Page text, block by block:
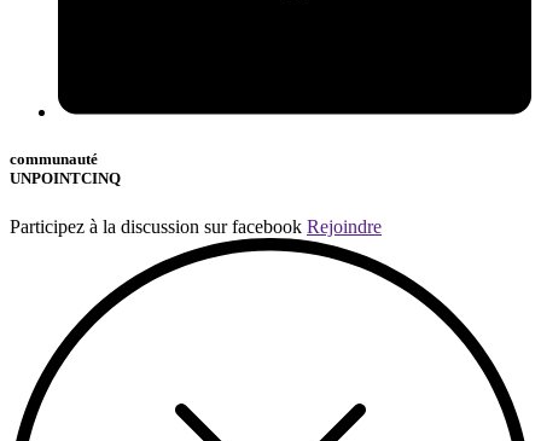
communauté
UNPOINTCINQ
Participez à la discussion sur facebook Rejoindre